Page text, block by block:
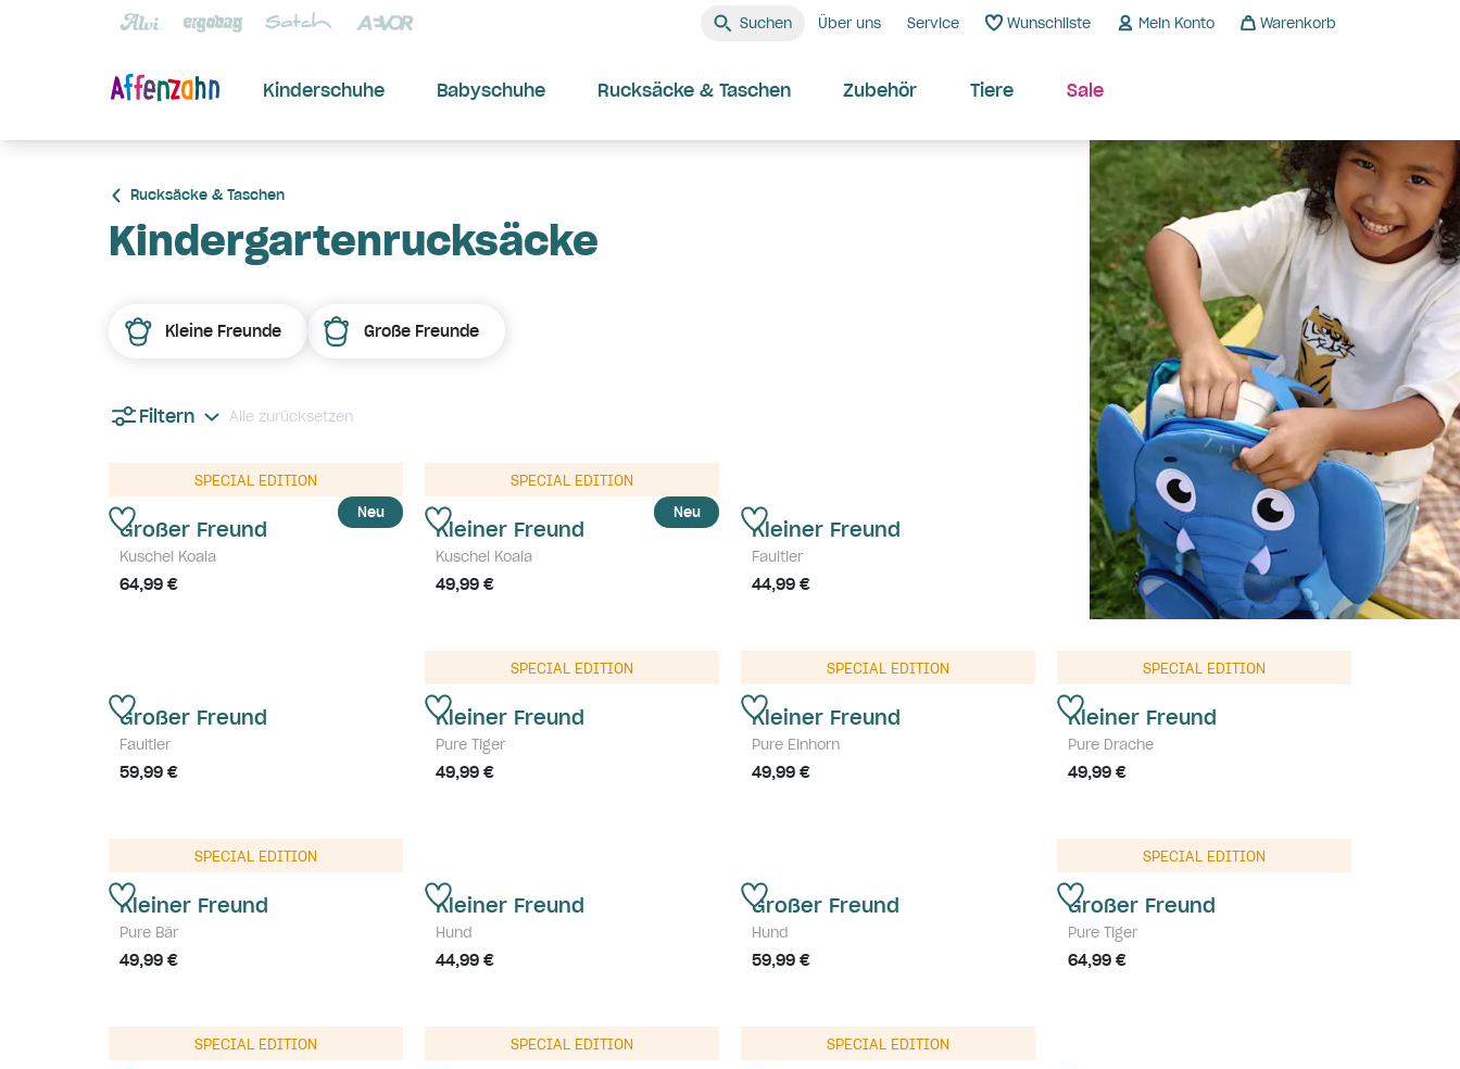
Suchen Über uns Service Wunschliste Mein Konto Warenkorb
Kinderschuhe Babyschuhe Rucksäcke & Taschen Zubehör Tiere Sale
Rucksäcke & Taschen
Kindergartenrucksäcke
Kleine Freunde Große Freunde
Filtern Alle zurücksetzen
Neu
SPECIAL EDITION
Großer Freund
Kuschel Koala
64,99 €
Neu
SPECIAL EDITION
Kleiner Freund
Kuschel Koala
49,99 €
Kleiner Freund
Faultier
44,99 €
Großer Freund
Faultier
59,99 €
SPECIAL EDITION
Kleiner Freund
Pure Tiger
49,99 €
SPECIAL EDITION
Kleiner Freund
Pure Einhorn
49,99 €
SPECIAL EDITION
Kleiner Freund
Pure Drache
49,99 €
SPECIAL EDITION
Kleiner Freund
Pure Bär
49,99 €
Kleiner Freund
Hund
44,99 €
Großer Freund
Hund
59,99 €
SPECIAL EDITION
Großer Freund
Pure Tiger
64,99 €
SPECIAL EDITION SPECIAL EDITION SPECIAL EDITION